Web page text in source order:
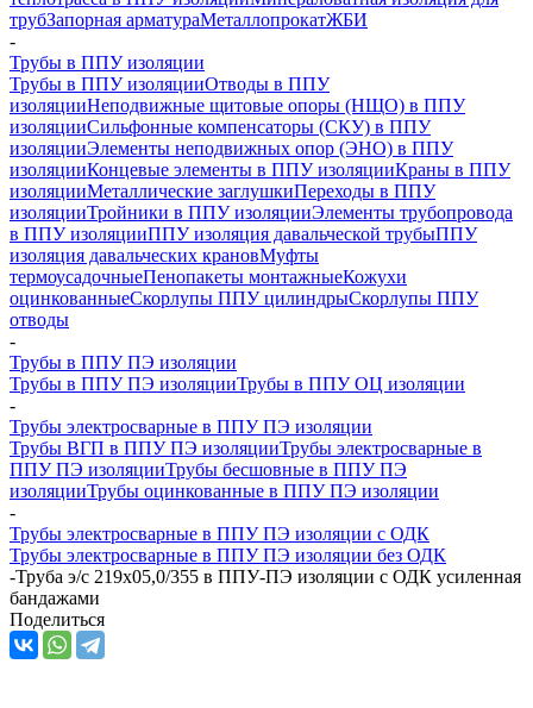
трубЗапорная арматураМеталлопрокатЖБИ
-
Трубы в ППУ изоляции
Трубы в ППУ изоляцииОтводы в ППУ
изоляцииНеподвижные щитовые опоры (НЩО) в ППУ
изоляцииCильфонные компенсаторы (СКУ) в ППУ
изоляцииЭлементы неподвижных опор (ЭНО) в ППУ
изоляцииКонцевые элементы в ППУ изоляцииКраны в ППУ
изоляцииМеталлические заглушкиПереходы в ППУ
изоляцииТройники в ППУ изоляцииЭлементы трубопровода
в ППУ изоляцииППУ изоляция давальческой трубыППУ
изоляция давальческих крановМуфты
термоусадочныеПенопакеты монтажныеКожухи
оцинкованныеСкорлупы ППУ цилиндрыСкорлупы ППУ
отводы
-
Трубы в ППУ ПЭ изоляции
Трубы в ППУ ПЭ изоляцииТрубы в ППУ ОЦ изоляции
-
Трубы электросварные в ППУ ПЭ изоляции
Трубы ВГП в ППУ ПЭ изоляцииТрубы электросварные в
ППУ ПЭ изоляцииТрубы бесшовные в ППУ ПЭ
изоляцииТрубы оцинкованные в ППУ ПЭ изоляции
-
Трубы электросварные в ППУ ПЭ изоляции с ОДК
Трубы электросварные в ППУ ПЭ изоляции без ОДК
-Труба э/с 219х05,0/355 в ППУ-ПЭ изоляции с ОДК усиленная
бандажами
Поделиться